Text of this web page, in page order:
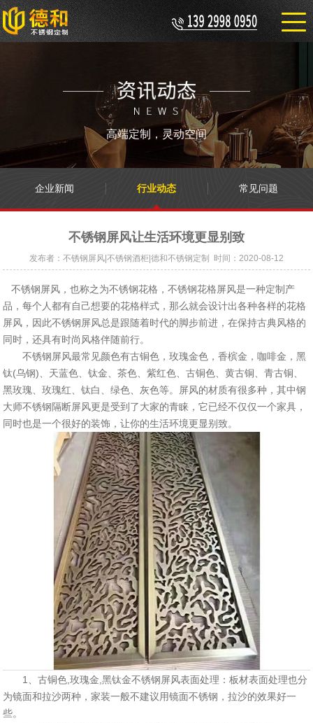
高端定制，灵动空间
企业新闻 行业动态 常见问题
不锈钢屏风让生活环境更显别致
发布者：不锈钢屏风|不锈钢酒柜|德和不锈钢定制 时间：2020-08-12
不锈钢屏风，也称之为不锈钢花格，不锈钢花格屏风是一种定制产
品，每个人都有自己想要的花格样式，那么就会设计出各种各样的花格
屏风，因此不锈钢屏风总是跟随着时代的脚步前进，在保持古典风格的
同时，还具有时尚风格伴随前行。
不锈钢屏风最常见颜色有古铜色，玫瑰金色，香槟金，咖啡金，黑
钛(乌钢)、天蓝色、钛金、茶色、紫红色、古铜色、黄古铜、青古铜、
黑玫瑰、玫瑰红、钛白、绿色、灰色等。屏风的材质有很多种，其中钢
大师不锈钢隔断屏风更是受到了大家的青睐，它已经不仅仅一个家具，
同时也是一个很好的装饰，让你的生活环境更显别致。
1、古铜色,玫瑰金,黑钛金不锈钢屏风表面处理：板材表面处理也分
为镜面和拉沙两种，家装一般不建议用镜面不锈钢，拉沙的效果好一
些。